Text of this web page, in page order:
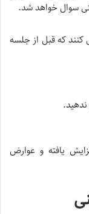
سوال خواهد شد.
کنند که قبل از جلسه
ندهید.
یافته و عوارض